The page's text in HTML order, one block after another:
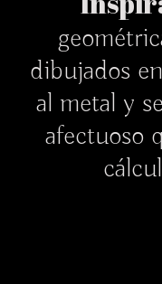
dibujados
al metal y
afectuoso